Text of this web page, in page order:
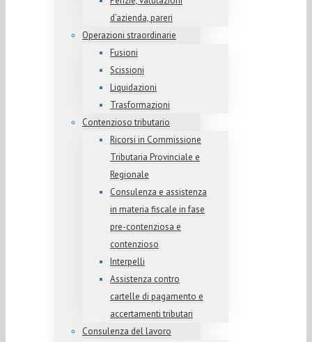
d’azienda, pareri
Operazioni straordinarie
Fusioni
Scissioni
Liquidazioni
Trasformazioni
Contenzioso tributario
Ricorsi in Commissione
Tributaria Provinciale e
Regionale
Consulenza e assistenza
in materia fiscale in fase
pre-contenziosa e
contenzioso
Interpelli
Assistenza contro
cartelle di pagamento e
accertamenti tributari
Consulenza del lavoro